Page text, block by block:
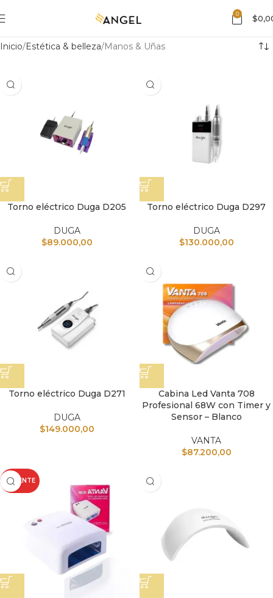
0 $
Inicio Estética & belleza Manos & Uñas
Torno eléctrico Duga D205
DUGA
$89.000,00
Torno eléctrico Duga D297
DUGA
$130.000,00
Torno eléctrico Duga D271
DUGA
$149.000,00
Cabina Led Vanta 708
Profesional 68W con Timer y
Sensor – Blanco
VANTA
$87.200,00
CALIENTE